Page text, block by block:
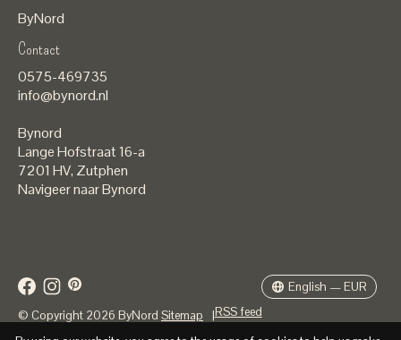
ByNord
Contact
0575-469735
info@bynord.nl
Bynord
Lange Hofstraat 16-a
7201 HV, Zutphen
Navigeer naar Bynord
© Copyright 2026 ByNord Sitemap |RSS feed
English — EUR